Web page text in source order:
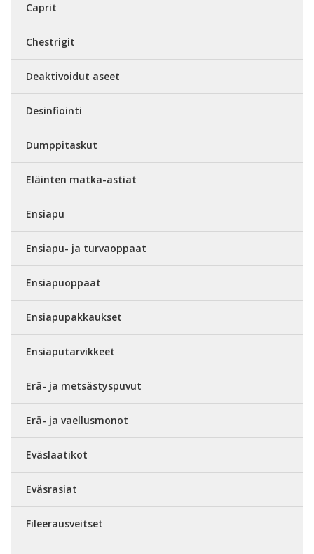
Caprit
Chestrigit
Deaktivoidut aseet
Desinfiointi
Dumppitaskut
Eläinten matka-astiat
Ensiapu
Ensiapu- ja turvaoppaat
Ensiapuoppaat
Ensiapupakkaukset
Ensiaputarvikkeet
Erä- ja metsästyspuvut
Erä- ja vaellusmonot
Eväslaatikot
Eväsrasiat
Fileerausveitset